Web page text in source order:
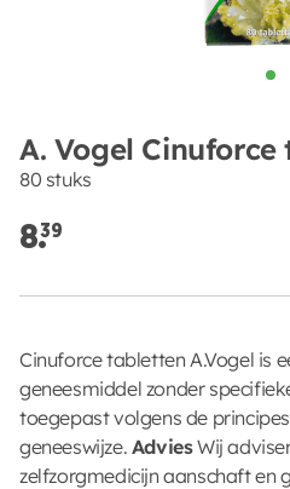
A. Vogel
80 stuks
8.39
Cinuforce tabletten A.Vogel is
geneesmiddel zonder
toegepast volgens de
geneeswijze. AdviesWij
zelfzorgmedicijn aanschaft en